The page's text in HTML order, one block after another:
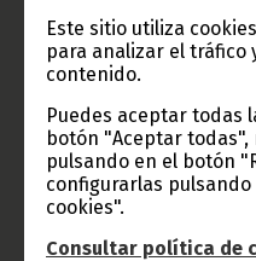
Este sitio utiliza
para analizar el tráfico
contenido.
Puedes aceptar todas
botón "Aceptar
pulsando en el botón
configurarlas
cookies".
Consultar política de
abril 15, 2026
Las entidades bancarias han
la Ciudad de La Paz.
Noticias Gobierno Vicepresidencia